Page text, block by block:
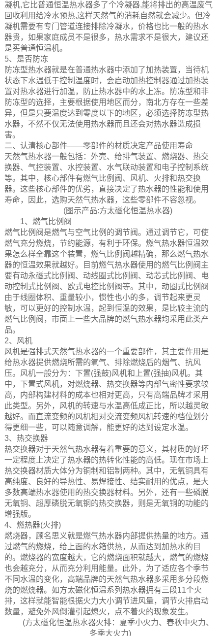
凝机,它比普通恒温热水器多了个冷凝器,能将排出的高温废气
回收利用给冷水预热,这样天然气的消耗自然就会减少。但冷
凝机需要有专门管道连接排除冷凝水，价格也比一般的热水
器贵，如果家庭成员不是很多，热水需求不是很大，建议还
是买普通恒温机。
5、是否防冻
防冻型热水器就是在普通热水器中添加了加热装置，当待机
状态下水温低于控制温度时，会启动加热控制器通过加热装
置对热水器进行加温，防止热水器中的水上冻。防冻型和非
防冻型的选择，主要根据使用地区而分，南北方存在一些差
异，但是只要温度达到零度以下的地区，必须选择防冻型热
水器，不然不仅无法使用热水器而且还会对热水器造成损
害。
二、认清核心部件——零部件的材质决定产品使用寿命
天然气热水器一般包括：外壳、给排气装置、燃烧器、热交
换器、气控装置、水控装置、水气联动装置和电子控制系统
等。其中，核心部件有燃气比例阀、风机、火排和热交换
器。这些核心部件的优劣，直接决定了热水器的性能和使用
寿命，因此，选购天然气热水器，这些零部件不容忽视。
(图示产品:方太磁化恒温热水器)
1、燃气比例阀
燃气比例阀是燃气与空气比例的调节阀。通过调节它，可使
燃气充分燃烧，节约能源，有利于环保。燃气热水器恒温效
果怎么样全靠这个装置，燃气比例阀越精确，那么燃气热水
器的恒温效果就越好。目前燃气热水器使用的燃气比例阀主
要有动永磁式比例阀、动线圈式比例阀、动芯式比例阀、电
动控制式比例阀、欧式电控比例阀等。其中，动圈式比例阀
由于线圈体积、重量较小，惯性也小的多，调节起来更灵
敏，可以更好的控制水温，起到恒温的效果，是比较主流的
燃气比例阀，市面上一些大品牌的燃气热水器均采用此类产
品。
2、风机
风机是强排式天然气热水器的一个重要部件，其主要作用是
给热水器提供燃烧所需的氧气、排除燃烧后的烟气、抗风
压。风机一般分为：下置(强鼓)风机和上置(强抽)风机。其
中，下置式风机，对燃烧器、热交换器等内部气密性要求较
高，内部构建材料的成本也相对更高，只有高端品牌才采用
此类型。另外，风机的转速与水温高低成正比，所以越灵敏
越好。而直流变频的风机相对交流变频风机转速的档位划分
得更细一些，可以随意调解，能更好的达到设定水温。
3、热交换器
热交换器对于天然气热水器有着重要的意义，其材质的好坏
一定程度上决定了热水器的热转化性能的高低。现在市场上
热交换器材质大体分为铜制和铝制两种。其中，无氧铜具有
高纯度、良好的导热性、易焊接性、结实耐用的优点，是大
多数高端热水器使用的热交换器材料。另外，还有一些磷脱
无氧铜、超厚磷脱无氧铜的热交换器，则是无氧铜的功能的
增强版。
4、燃热器(火排)
燃烧器，顾名思义就是燃气热水器内部提供热量的地方。通
过燃气的燃烧，给上面的水箱供热，从而达到加热水的目
的。燃烧器的宽度越大，它的燃烧面积就越大，燃气的燃烧
也会越充分，从而充分利用能量。此外，为了适应各个季节
不同水温的变化，高端品牌的天然气热水器多采用多分段燃
烧的燃烧器。如方太磁化恒温系列热水器拥有三段11个火
排，这样就能智能根据火力大小调节进风量，调节火排启动
数量，避免外风倒灌引起熄火，点不着火的现象发生。
(方太磁化恒温热水器火排：夏季小火力、春秋中火力、
冬季大火力)